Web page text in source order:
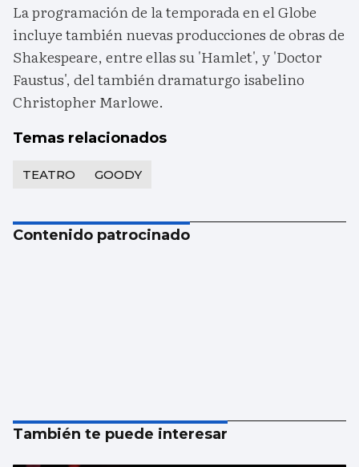
La programación de la temporada en el Globe
incluye también nuevas producciones de obras de
Shakespeare, entre ellas su 'Hamlet', y 'Doctor
Faustus', del también dramaturgo isabelino
Christopher Marlowe.
Temas relacionados
TEATRO GOODY
Contenido patrocinado
También te puede interesar